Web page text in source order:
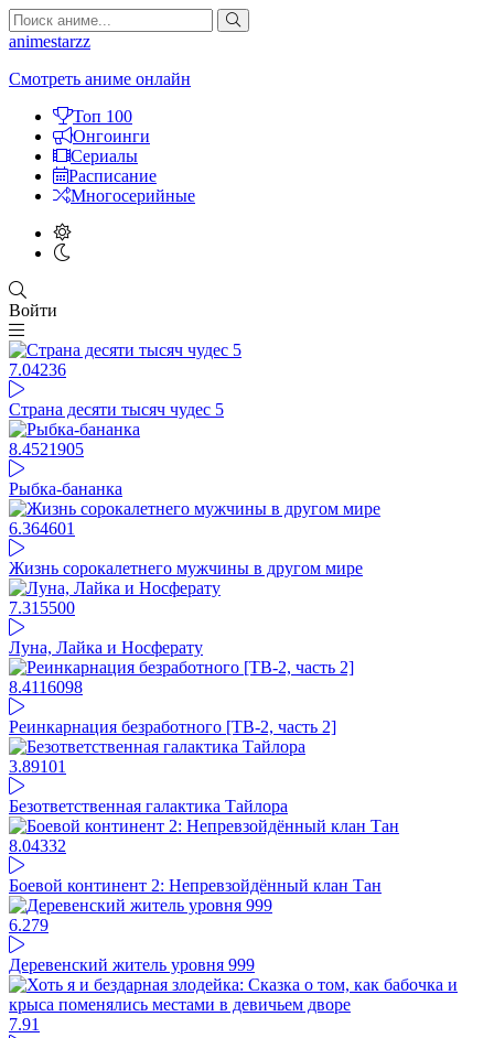
animestarzz
Смотреть аниме онлайн
Топ 100
Онгоинги
Сериалы
Расписание
Многосерийные
Войти
7.04236
Страна десяти тысяч чудес 5
8.4521905
Рыбка-бананка
6.364601
Жизнь сорокалетнего мужчины в другом мире
7.31 5500
Луна, Лайка и Носферату
8.4116098
Реинкарнация безработного [ТВ-2, часть 2]
3.89101
Безответственная галактика Тайлора
8.04332
Боевой континент 2: Непревзойдённый клан Тан
6.279
Деревенский житель уровня 999
7.91